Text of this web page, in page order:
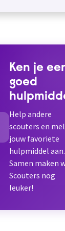
Ken je
goed
Help andere
scouters en
jouw favoriete
hulpmiddel aan.
Samen maken
Scouters nog
leuker!